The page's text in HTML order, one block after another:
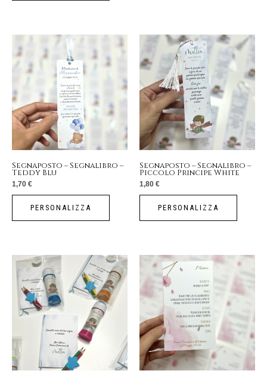
Segnaposto – Segnalibro –
Teddy Blu
1,70 €
PERSONALIZZA
Segnaposto – Segnalibro –
Piccolo Principe White
1,80 €
PERSONALIZZA